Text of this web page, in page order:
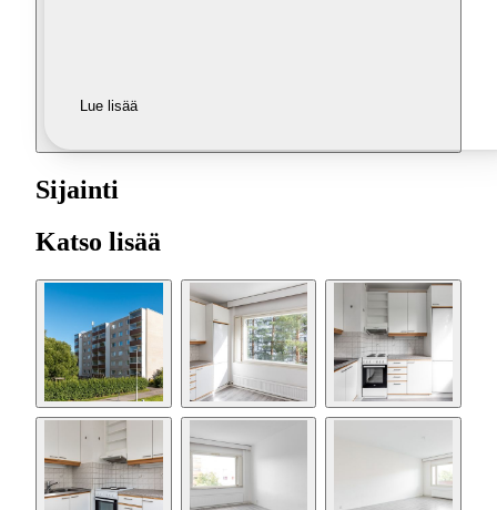
Lue lisää
Sijainti
Katso lisää